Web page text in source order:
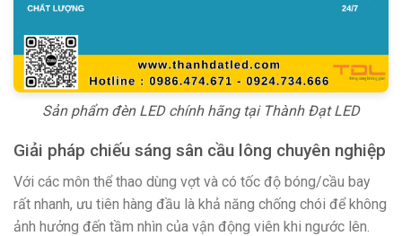
Sản phẩm đèn LED chính hãng tại Thành Đạt LED
Giải pháp chiếu sáng sân cầu lông chuyên nghiệp
Với các môn thể thao dùng vợt và có tốc độ bóng/cầu bay
rất nhanh, ưu tiên hàng đầu là khả năng chống chói để không
ảnh hưởng đến tầm nhìn của vận động viên khi ngước lên.